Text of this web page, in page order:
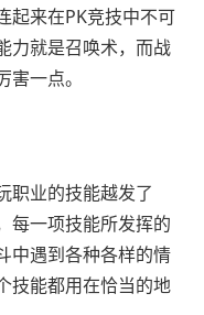
起来在PK竞技中不可
力就是召唤术，而战
一点。
职业的技能越发了
每一项技能所发挥的
中遇到各种各样的情
技能都用在恰当的地